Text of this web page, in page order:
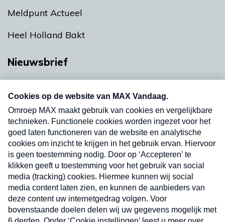
Meldpunt Actueel
Heel Holland Bakt
Nieuwsbrief
nieuwsbrief. Elke vrijdag- en dinsdagochtend in
uw mailbox.
Verzend